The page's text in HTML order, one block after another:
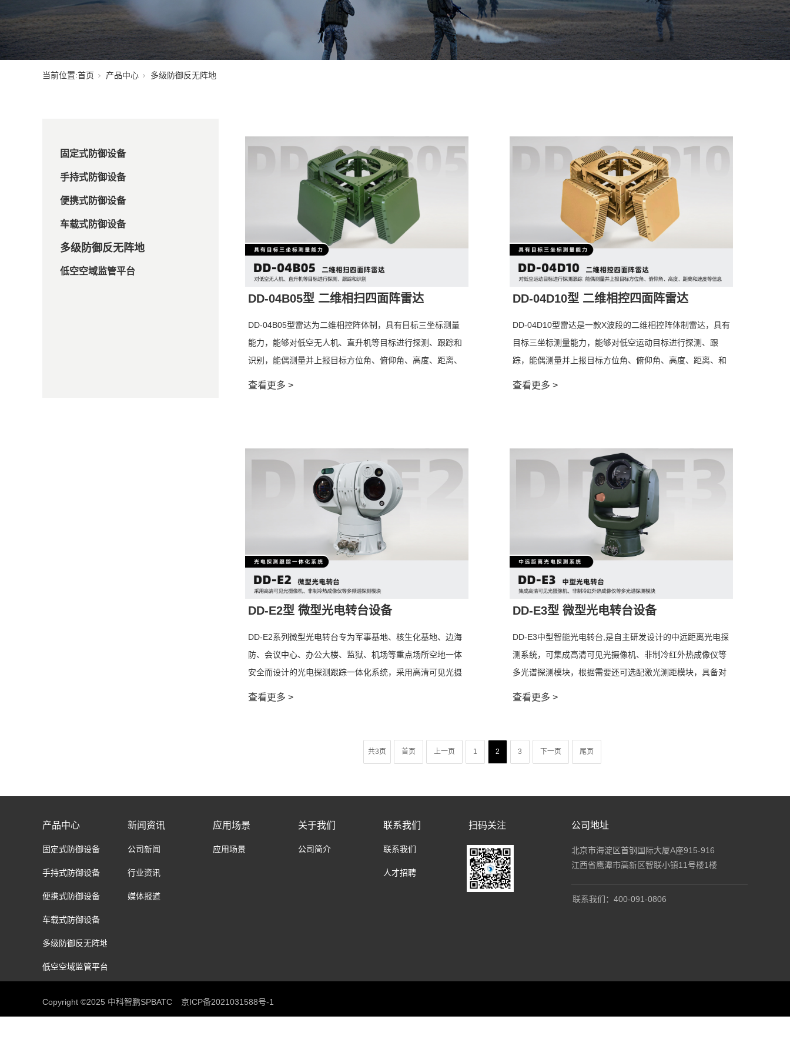
当前位置:首页 产品中心 多级防御反无阵地
固定式防御设备
手持式防御设备
便携式防御设备
车载式防御设备
多级防御反无阵地
低空空域监管平台
DD-04B05型 二维相扫四面阵雷达
DD-04B05型雷达为二维相控阵体制，具有目标三坐标测量
能力，能够对低空无人机、直升机等目标进行探测、跟踪和
识别，能偶测量并上报目标方位角、俯仰角、高度、距离、
查看更多 >
DD-04D10型 二维相控四面阵雷达
DD-04D10型雷达是一款X波段的二维相控阵体制雷达，具有
目标三坐标测量能力，能够对低空运动目标进行探测、跟
踪，能偶测量并上报目标方位角、俯仰角、高度、距离、和
查看更多 >
DD-E2型 微型光电转台设备
DD-E2系列微型光电转台专为军事基地、核生化基地、边海
防、会议中心、办公大楼、监狱、机场等重点场所空地一体
安全而设计的光电探测跟踪一体化系统，采用高清可见光摄
统，昼夜、全天候有效保障重点场所的空地一体安全。
查看更多 >
DD-E3型 微型光电转台设备
DD-E3中型智能光电转台,是自主研发设计的中远距离光电探
测系统，可集成高清可见光摄像机、非制冷红外热成像仪等
多光谱探测模块，根据需要还可选配激光测距模块，具备对
警，实现对重点区域的态势感知、威胁判定和安全预警，昼
装；采用模块化设计，可根据客户需求，灵活搭配探测通
天候条件下的探测、识别、辨认等需求；满足区域防控反
无、低空预警、应急处突等任务需求。
查看更多 >
共3页 首页 上一页 1 2 3 下一页 尾页
产品中心
固定式防御设备
手持式防御设备
便携式防御设备
车载式防御设备
多级防御反无阵地
低空空域监管平台
新闻资讯
公司新闻
行业资讯
媒体报道
应用场景
应用场景
关于我们
公司简介
联系我们
联系我们
人才招聘
扫码关注 公司地址
北京市海淀区首钢国际大厦A座915-916
江西省鹰潭市高新区智联小镇11号楼1楼
联系我们：400-091-0806
Copyright ©2025 中科智鹏SPBATC 京ICP备2021031588号-1